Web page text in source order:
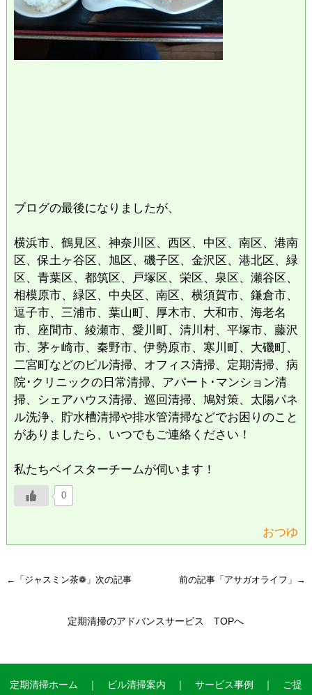
ブログの最後になりましたが、
横浜市、鶴見区、神奈川区、西区、中区、南区、港南
区、保土ヶ谷区、旭区、磯子区、金沢区、港北区、緑
区、青葉区、都筑区、戸塚区、栄区、泉区、瀬谷区、
相模原市、緑区、中央区、南区、横須賀市、鎌倉市、
逗子市、三浦市、葉山町、厚木市、大和市、海老名
市、座間市、綾瀬市、愛川町、清川村、平塚市、藤沢
市、茅ヶ崎市、秦野市、伊勢原市、寒川町、大磯町、
二宮町などのビル清掃、オフィス清掃、定期清掃、病
院･クリニックの日常清掃、アパート･マンション清
掃、シェアハウス清掃、巡回清掃、鳩対策、太陽パネ
ル洗浄、貯水槽清掃や排水管清掃などでお困りのこと
がありましたら、いつでもご連絡ください！
私たちベイスターチームが伺います！
0
おつゆ
前の記事「アサガオライフ 」→
←「ジャスミン茶❁︎」次の記事
定期清掃のアドバンスサービス TOPへ
定期清掃ホーム ｜ ビル清掃案内 ｜ サービス事例 ｜
ご提